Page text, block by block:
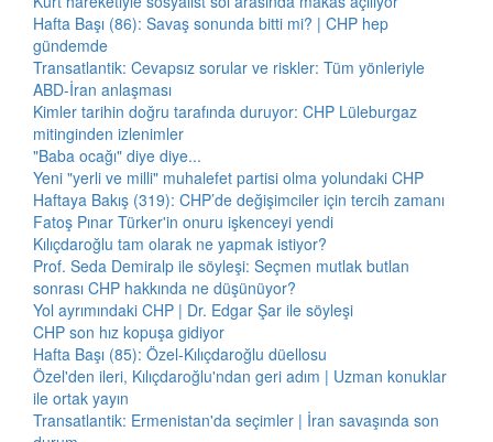
Hafta Başı (86): Savaş sonunda bitti mi? | CHP hep
gündemde
Transatlantik: Cevapsız sorular ve riskler: Tüm yönleriyle
ABD-İran anlaşması
Kimler tarihin doğru tarafında duruyor: CHP Lüleburgaz
mitinginden izlenimler
"Baba ocağı" diye diye...
Yeni "yerli ve milli" muhalefet partisi olma yolundaki CHP
Haftaya Bakış (319): CHP’de değişimciler için tercih zamanı
Fatoş Pınar Türker'in onuru işkenceyi yendi
Kılıçdaroğlu tam olarak ne yapmak istiyor?
Prof. Seda Demiralp ile söyleşi: Seçmen mutlak butlan
sonrası CHP hakkında ne düşünüyor?
Yol ayrımındaki CHP | Dr. Edgar Şar ile söyleşi
CHP son hız kopuşa gidiyor
Hafta Başı (85): Özel-Kılıçdaroğlu düellosu
Özel'den ileri, Kılıçdaroğlu'ndan geri adım | Uzman konuklar
ile ortak yayın
Transatlantik: Ermenistan'da seçimler | İran savaşında son